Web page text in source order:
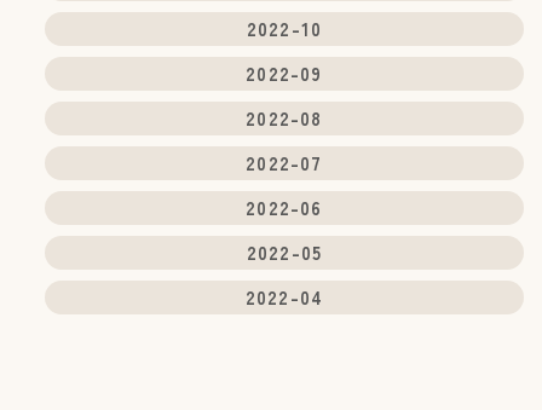
2022-10
2022-09
2022-08
2022-07
2022-06
2022-05
2022-04